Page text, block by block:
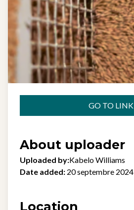
GO TO LINK
About uploader
Uploaded by:Kabelo Williams
Date added: 20 septembre 2024
Location